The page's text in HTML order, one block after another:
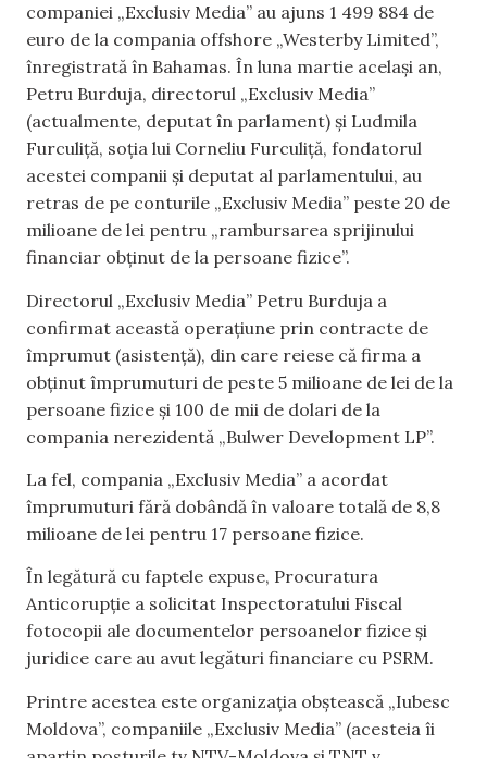
companiei „Exclusiv Media” au ajuns 1 499 884 de
euro de la compania offshore „Westerby Limited”,
înregistrată în Bahamas. În luna martie același an,
Petru Burduja, directorul „Exclusiv Media”
(actualmente, deputat în parlament) și Ludmila
Furculiță, soția lui Corneliu Furculiță, fondatorul
acestei companii și deputat al parlamentului, au
retras de pe conturile „Exclusiv Media” peste 20 de
milioane de lei pentru „rambursarea sprijinului
financiar obținut de la persoane fizice”.
Directorul „Exclusiv Media” Petru Burduja a
confirmat această operațiune prin contracte de
împrumut (asistență), din care reiese că firma a
obținut împrumuturi de peste 5 milioane de lei de la
persoane fizice și 100 de mii de dolari de la
compania nerezidentă „Bulwer Development LP”.
La fel, compania „Exclusiv Media” a acordat
împrumuturi fără dobândă în valoare totală de 8,8
milioane de lei pentru 17 persoane fizice.
În legătură cu faptele expuse, Procuratura
Anticorupție a solicitat Inspectoratului Fiscal
fotocopii ale documentelor persoanelor fizice și
juridice care au avut legături financiare cu PSRM.
Printre acestea este organizația obștească „Iubesc
Moldova”, companiile „Exclusiv Media” (acesteia îi